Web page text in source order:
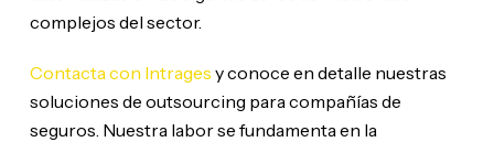
complejos del sector.
Contacta con Intrages y conoce en detalle nuestras
soluciones de outsourcing para compañías de
seguros. Nuestra labor se fundamenta en la